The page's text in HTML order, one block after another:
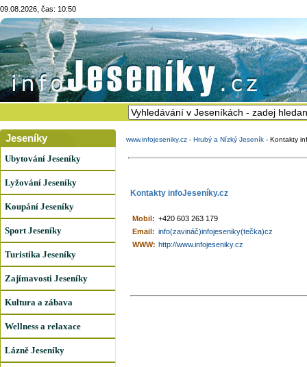
09.08.2026, čas: 10:50
Jeseníky
Ubytování Jeseníky
Lyžování Jeseníky
Koupání Jeseníky
Sport Jeseníky
Turistika Jeseníky
Zajímavosti Jeseníky
Kultura a zábava
Wellness a relaxace
Lázně Jeseníky
www.infojeseniky.cz - Hrubý a Nízký Jeseník - Kontakty
Kontakty infoJeseníky.cz
Mobil: +420 603 263 179
Email: info(zavináč)infojeseniky(tečka)cz
WWW: http://www.infojeseniky.cz